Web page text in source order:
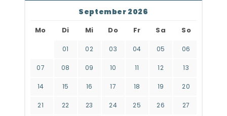
September 2026
Mo Di Mi Do Fr Sa So
01 02 03 04 05 06
07 08 09 10 11 12 13
14 15 16 17 18 19 20
21 22 23 24 25 26 27